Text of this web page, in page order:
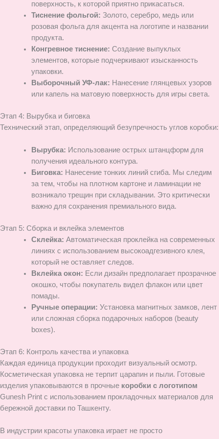
поверхность, к которой приятно прикасаться.
Тиснение фольгой: Золото, серебро, медь или
розовая фольга для акцента на логотипе и названии
продукта.
Конгревное тиснение: Создание выпуклых
элементов, которые подчеркивают изысканность
упаковки.
Выборочный УФ-лак: Нанесение глянцевых узоров
или капель на матовую поверхность для игры света.
Этап 4: Вырубка и биговка
Технический этап, определяющий безупречность углов коробки:
Вырубка: Использование острых штанцформ для
получения идеального контура.
Биговка: Нанесение тонких линий сгиба. Мы следим
за тем, чтобы на плотном картоне и ламинации не
возникало трещин при складывании. Это критически
важно для сохранения премиального вида.
Этап 5: Сборка и вклейка элементов
Склейка: Автоматическая проклейка на современных
линиях с использованием высокоадгезивного клея,
который не оставляет следов.
Вклейка окон: Если дизайн предполагает прозрачное
окошко, чтобы покупатель видел флакон или цвет
помады.
Ручные операции: Установка магнитных замков, лент
или сложная сборка подарочных наборов (beauty
boxes).
Этап 6: Контроль качества и упаковка
Каждая единица продукции проходит визуальный осмотр.
Косметическая упаковка не терпит царапин и пыли. Готовые
изделия упаковываются в прочные коробки с логотипом
Gunesh Print с использованием прокладочных материалов для
бережной доставки по Ташкенту.
В индустрии красоты упаковка играет не просто